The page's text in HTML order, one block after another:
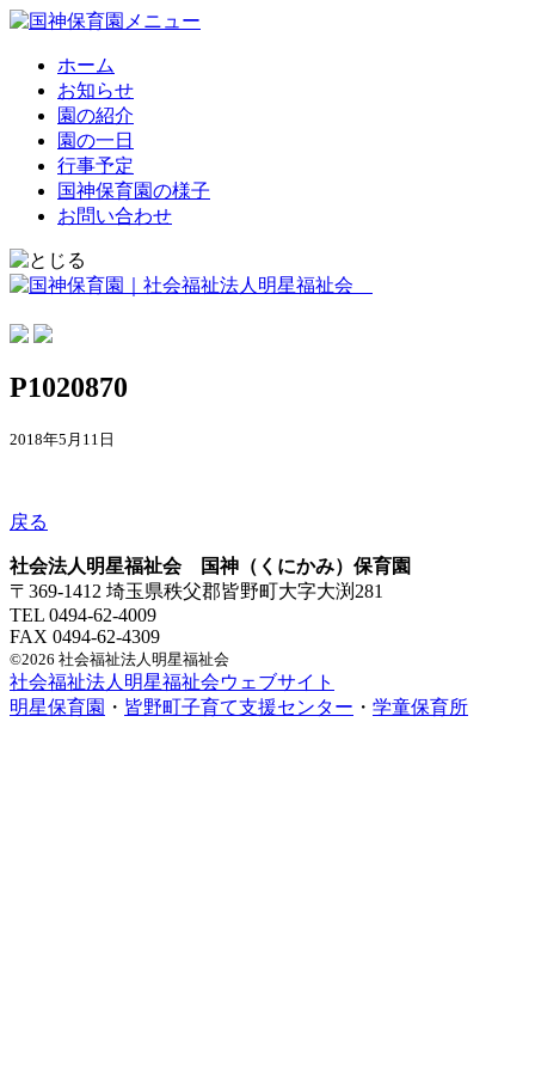
ホーム
お知らせ
園の紹介
園の一日
行事予定
国神保育園の様子
お問い合わせ
P1020870
2018年5月11日
戻る
社会法人明星福祉会 国神（くにかみ）保育園
〒369-1412 埼玉県秩父郡皆野町大字大渕281
TEL 0494-62-4009
FAX 0494-62-4309
©2026 社会福祉法人明星福祉会
社会福祉法人明星福祉会ウェブサイト
明星保育園 ・ 皆野町子育て支援センター ・ 学童保育所